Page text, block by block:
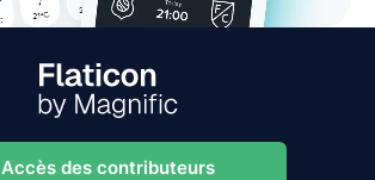
Accès des contributeurs